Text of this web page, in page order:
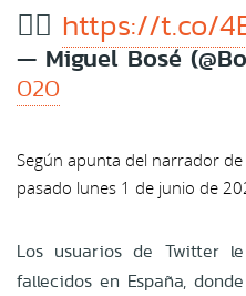
👉🏼 https://t.co/
— Miguel Bosé
020
Según apunta del narrador
pasado lunes 1 de junio de
Los usuarios de Twitter
fallecidos en España,